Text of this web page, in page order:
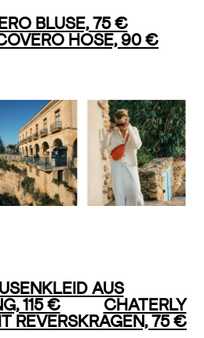
BLUSE, 75 €
HOSE, 90 €
AUS
115 €
CHATERLY
REVERSKRAGEN, 75 €